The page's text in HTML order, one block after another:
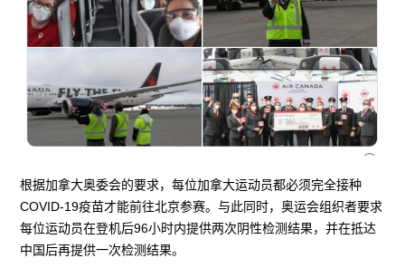
根据加拿大奥委会的要求，每位加拿大运动员都必须完全接种
COVID-19疫苗才能前往北京参赛。与此同时，奥运会组织者要求
每位运动员在登机后96小时内提供两次阴性检测结果，并在抵达
中国后再提供一次检测结果。